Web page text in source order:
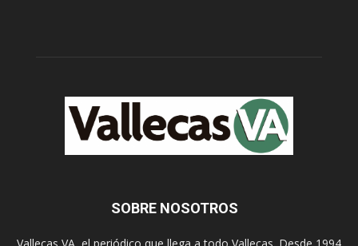
SOBRE NOSOTROS